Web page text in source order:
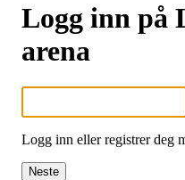
Logg inn på
arena
Logg inn eller registrer deg
Neste